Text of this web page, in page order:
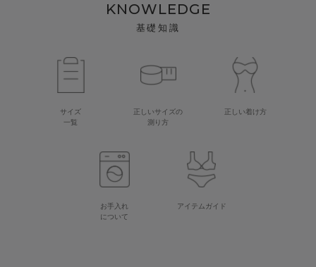
KNOWLEDGE
基礎知識
サイズ
一覧
正しいサイズの
測り方
正しい着け方
お手入れ
について
アイテムガイド